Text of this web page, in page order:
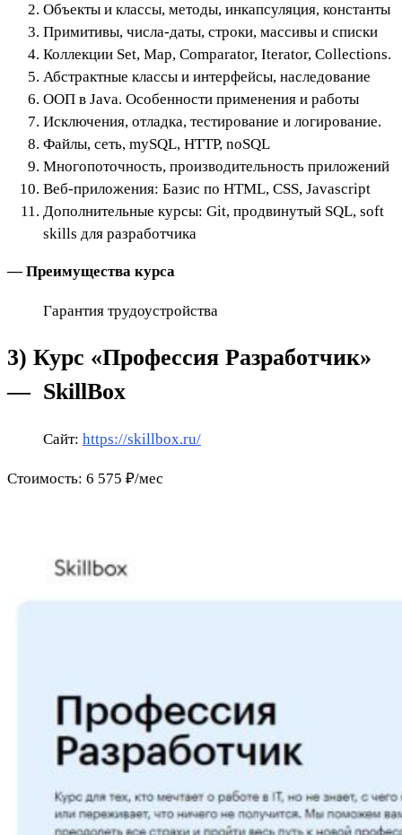
Объекты и классы, методы, инкапсуляция, константы
Примитивы, числа-даты, строки, массивы и списки
Коллекции Set, Map, Comparator, Iterator, Collections.
Абстрактные классы и интерфейсы, наследование
ООП в Java. Особенности применения и работы
Исключения, отладка, тестирование и логирование.
Файлы, сеть, mySQL, HTTP, noSQL
Многопоточность, производительность приложений
Веб-приложения: Базис по HTML, CSS, Javascript
Дополнительные курсы: Git, продвинутый SQL, soft
skills для разработчика
— Преимущества курса
Гарантия трудоустройства
3) Курс «Профессия Разработчик»
— SkillBox
Сайт: https://skillbox.ru/
Стоимость: 6 575 ₽/мес